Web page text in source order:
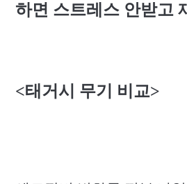
하면 스트레스 안받고
<태거시 무기 비교>